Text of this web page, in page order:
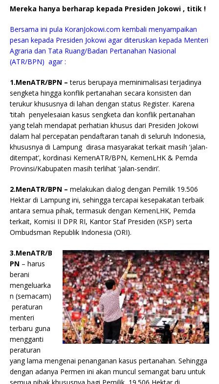
Mereka hanya berharap kepada Presiden Jokowi , titik !
Bersama ini pula KoranJokowi.com kembali menyampaikan
pesan kepada Presiden Jokowi agar diteruskan kepada Menteri
Agraria dan Tata Ruang/Badan Pertanahan Nasional
(ATR/BPN) agar :
1.MenATR/BPN – terus berupaya meminimalisasi terjadinya
sengketa hingga konflik pertanahan secara konsisten dan
terukur khususnya di lahan dengan status Register. Karena
‘titah penyelesaian kasus sengketa dan konflik pertanahan
yang telah mendapat perhatian khusus dari Presiden Jokowi
dalam hal percepatan pendaftaran tanah di seluruh Indonesia,
khususnya di Lampung dirasa masyarakat terkait masih ‘jalan-
ditempat’, kordinasi KemenATR/BPN, KemenLHK & Pemda
Provinsi/Kabupaten masih terlihat ‘jalan-sendiri’.
2.MenATR/BPN – melakukan dialog dengan Pemilik 19.506
Hektar di Lampung ini, sehingga tercapai kesepakatan terbaik
antara semua pihak, termasuk dengan KemenLHK, Pemda
terkait, Komisi II DPR RI, Kantor Staf Presiden (KSP) serta
Ombudsman Republik Indonesia (ORI).
3.MenATR/B
PN – harus
berani
mengeluarka
n (semacam)
peraturan
menteri
terbaru guna
mengganti
peraturan
yang lama mengenai penanganan kasus pertanahan. Sehingga
dengan adanya Permen ini akan muncul semangat baru untuk